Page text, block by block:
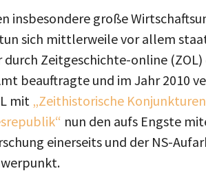
insbesondere große
sich mittlerweile vor allem
durch Zeitgeschichte-online
beauftragte und im Jahr 2010
mit „Zeithistorische
nun den aufs Engste
einerseits und der NS-